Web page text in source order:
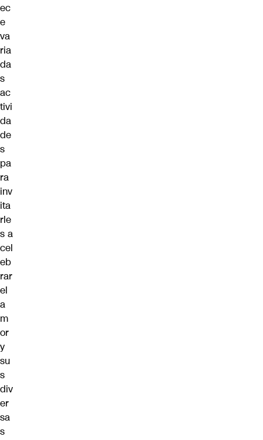
ec
e
va
ria
da
s
ac
tivi
da
de
s
pa
ra
inv
ita
rle
s a
cel
eb
rar
el
a
m
or
y
su
s
div
er
sa
s